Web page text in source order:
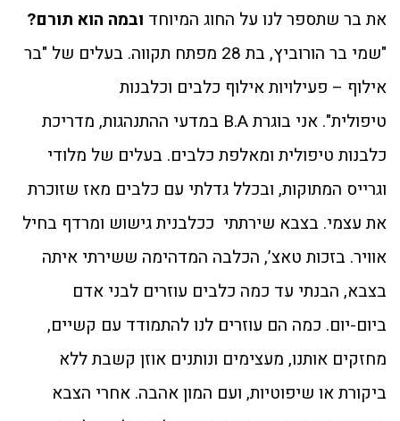
את בר שתספר לנו על החוג המיוחד ובמה הוא תורם?
"שמי בר הורוביץ, בת 28 מפתח תקווה. בעלים של "בר
אילוף – פעילויות אילוף כלבים וכלבנות
טיפולית". אני בוגרת B.A במדעי ההתנהגות, מדריכת
כלבנות טיפולית ומאלפת כלבים. בעלים של מלודי
וגרייס המתוקות, ובכלל גדלתי עם כלבים מאז שזוכרת
את עצמי. בצבא שירתתי ככלבנית גישוש ומרדף בחיל
אוויר. בזכות טאצ’, הכלבה המדהימה ששירתי איתה
בצבא, הבנתי עד כמה כלבים עוזרים לבני אדם
ביום-יום. כמה הם עוזרים לנו להתמודד עם קשיים,
מחזקים אותנו, מעצימים ונותנים אוזן קשבת ללא
ביקורת או שיפוטיות, ועם המון אהבה. אחרי הצבא